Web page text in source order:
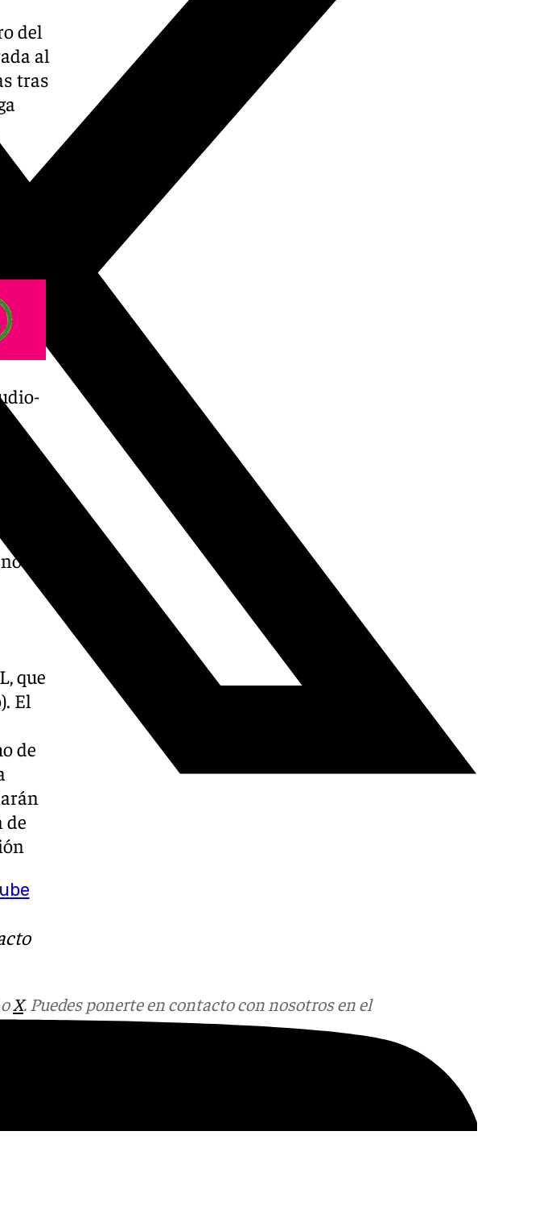
del
al
tras
los
es
que
El
de
de
X. Puedes ponerte en contacto con nosotros en el